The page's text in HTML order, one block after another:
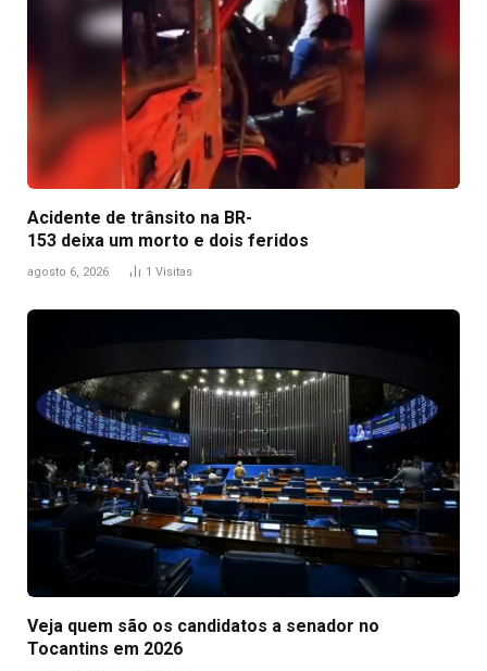
Acidente de trânsito na BR-
153 deixa um morto e dois feridos
agosto 6, 2026 1 Visitas
Veja quem são os candidatos a senador no
Tocantins em 2026